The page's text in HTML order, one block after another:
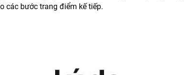
các bước trang điểm kế tiếp.